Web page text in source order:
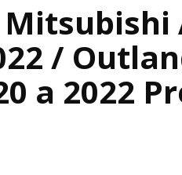
/
a 2022